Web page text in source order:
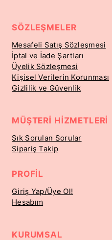
SÖZLEŞMELER
Mesafeli Satış Sözleşmesi
İptal ve İade Şartları
Üyelik Sözleşmesi
Kişisel Verilerin Korunması
Gizlilik ve Güvenlik
MÜŞTERI HIZMETLERI
Sık Sorulan Sorular
Sipariş Takip
PROFIL
Giriş Yap/Üye Ol!
Hesabım
KURUMSAL